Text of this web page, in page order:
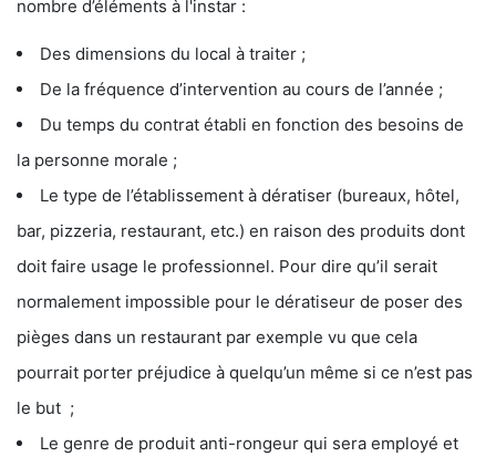
nombre d’éléments à l'instar :
Des dimensions du local à traiter ;
De la fréquence d’intervention au cours de l’année ;
Du temps du contrat établi en fonction des besoins de
la personne morale ;
Le type de l’établissement à dératiser (bureaux, hôtel,
bar, pizzeria, restaurant, etc.) en raison des produits dont
doit faire usage le professionnel. Pour dire qu’il serait
normalement impossible pour le dératiseur de poser des
pièges dans un restaurant par exemple vu que cela
pourrait porter préjudice à quelqu’un même si ce n’est pas
le but ;
Le genre de produit anti-rongeur qui sera employé et